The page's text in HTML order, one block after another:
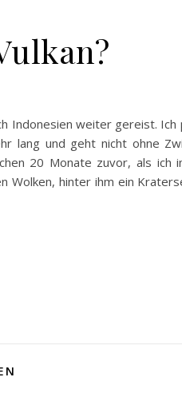
Indonesien weiter gereist. Ich
lang und geht nicht ohne
20 Monate zuvor, als ich
Wolken, hinter ihm ein